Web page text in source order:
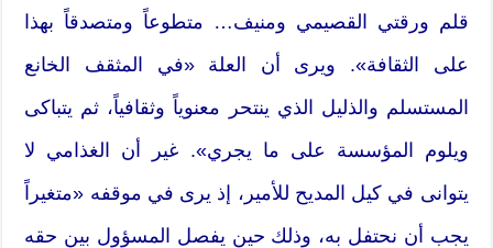
قلم ورقتي القصيمي ومنيف… متطوعاً ومتصدقاً بهذا
على الثقافة». ويرى أن العلة «في المثقف الخانع
المستسلم والذليل الذي ينتحر معنوياً وثقافياً، ثم يتباكى
ويلوم المؤسسة على ما يجري». غير أن الغذامي لا
يتوانى في كيل المديح للأمير، إذ يرى في موقفه «متغيراً
يجب أن نحتفل به، وذلك حين يفصل المسؤول بين حقه